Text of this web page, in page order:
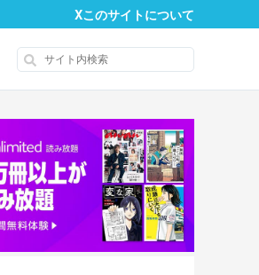
Xこのサイトについて